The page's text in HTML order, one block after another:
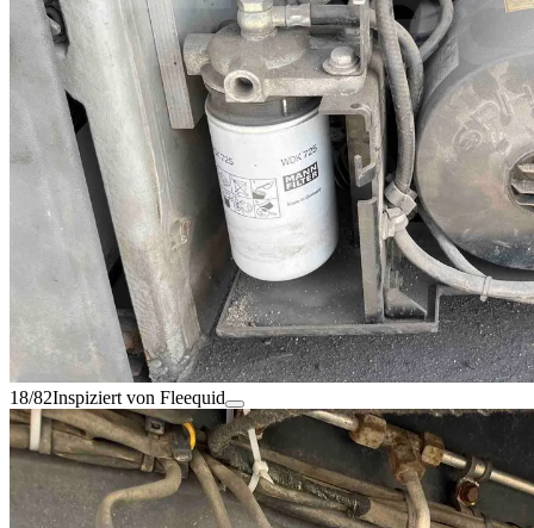
18/82Inspiziert von Fleequid